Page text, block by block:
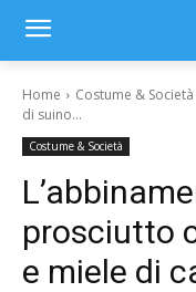
Home Costume & Società
di suino...
Costume & Società
prosciutto
e miele di